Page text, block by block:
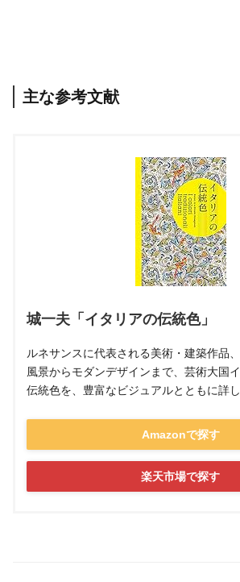
主な参考文献
城一夫「イタリアの伝統色」
ルネサンスに代表される美術・建築作品
風景からモダンデザインまで、芸術大国
伝統色を、豊富なビジュアルとともに詳し
Amazonで探す
楽天市場で探す